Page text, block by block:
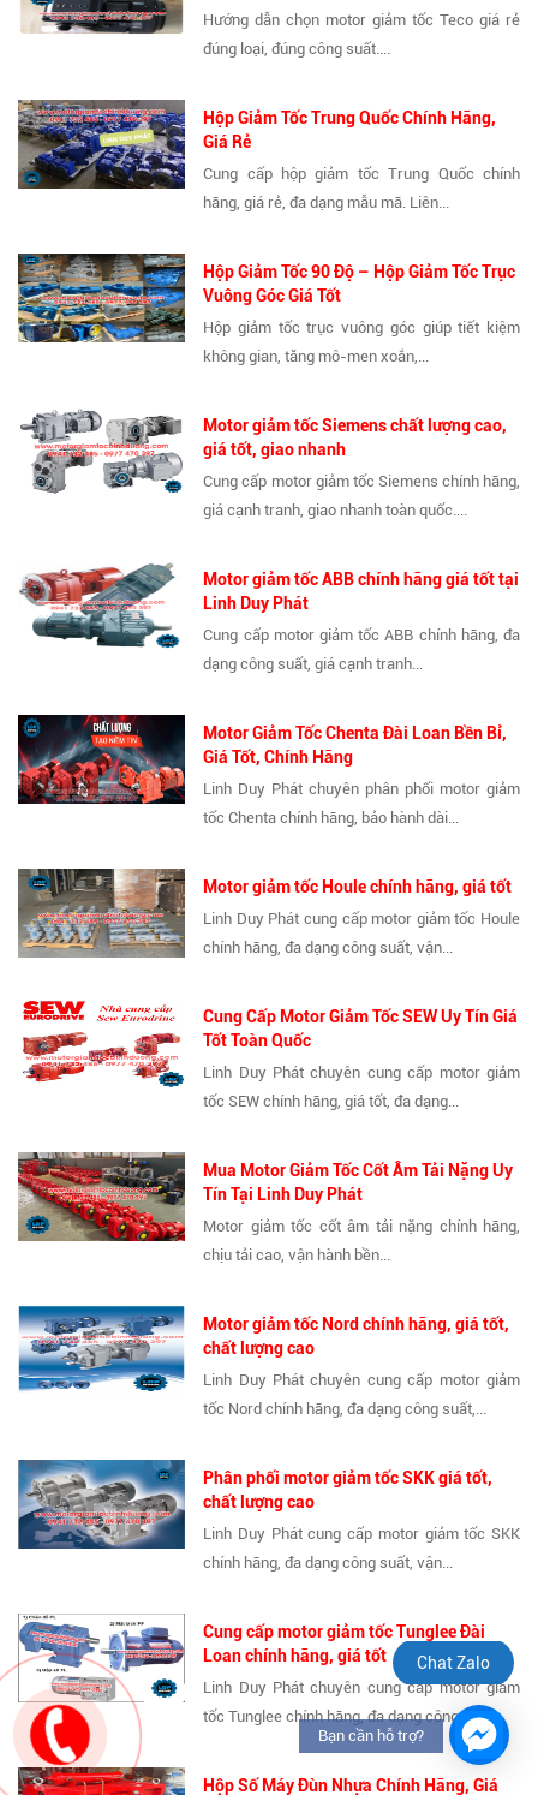
Hướng dẫn chọn motor giảm tốc Teco giá rẻ
đúng loại, đúng công suất....
Hộp Giảm Tốc Trung Quốc Chính Hãng,
Giá Rẻ
Cung cấp hộp giảm tốc Trung Quốc chính
hãng, giá rẻ, đa dạng mẫu mã. Liên...
Hộp Giảm Tốc 90 Độ – Hộp Giảm Tốc Trục
Vuông Góc Giá Tốt
Hộp giảm tốc trục vuông góc giúp tiết kiệm
không gian, tăng mô-men xoắn,...
Motor giảm tốc Siemens chất lượng cao,
giá tốt, giao nhanh
Cung cấp motor giảm tốc Siemens chính hãng,
giá cạnh tranh, giao nhanh toàn quốc....
Motor giảm tốc ABB chính hãng giá tốt tại
Linh Duy Phát
Cung cấp motor giảm tốc ABB chính hãng, đa
dạng công suất, giá cạnh tranh...
Motor Giảm Tốc Chenta Đài Loan Bền Bỉ,
Giá Tốt, Chính Hãng
Linh Duy Phát chuyên phân phối motor giảm
tốc Chenta chính hãng, bảo hành dài...
Motor giảm tốc Houle chính hãng, giá tốt
Linh Duy Phát cung cấp motor giảm tốc Houle
chính hãng, đa dạng công suất, vận...
Cung Cấp Motor Giảm Tốc SEW Uy Tín Giá
Tốt Toàn Quốc
Linh Duy Phát chuyên cung cấp motor giảm
tốc SEW chính hãng, giá tốt, đa dạng...
Mua Motor Giảm Tốc Cốt Âm Tải Nặng Uy
Tín Tại Linh Duy Phát
Motor giảm tốc cốt âm tải nặng chính hãng,
chịu tải cao, vận hành bền...
Motor giảm tốc Nord chính hãng, giá tốt,
chất lượng cao
Linh Duy Phát chuyên cung cấp motor giảm
tốc Nord chính hãng, đa dạng công suất,...
Phân phối motor giảm tốc SKK giá tốt,
chất lượng cao
Linh Duy Phát cung cấp motor giảm tốc SKK
chính hãng, đa dạng công suất, vận...
Cung cấp motor giảm tốc Tunglee Đài
Loan chính hãng, giá tốt
Linh Duy Phát chuyên cung cấp motor giảm
tốc Tunglee chính hãng, đa dạng công...
Hộp Số Máy Đùn Nhựa Chính Hãng, Giá
Chat Zalo
Bạn cần hỗ trợ?